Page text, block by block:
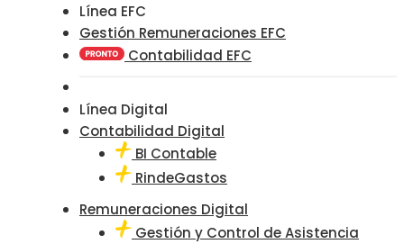
Línea EFC
Gestión Remuneraciones EFC
Contabilidad EFC
Línea Digital
Contabilidad Digital
BI Contable
RindeGastos
Remuneraciones Digital
Gestión y Control de Asistencia